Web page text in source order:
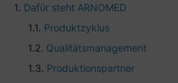
Dafür steht ARNOMED
Produktzyklus
Qualitätsmanagement
Produktionspartner